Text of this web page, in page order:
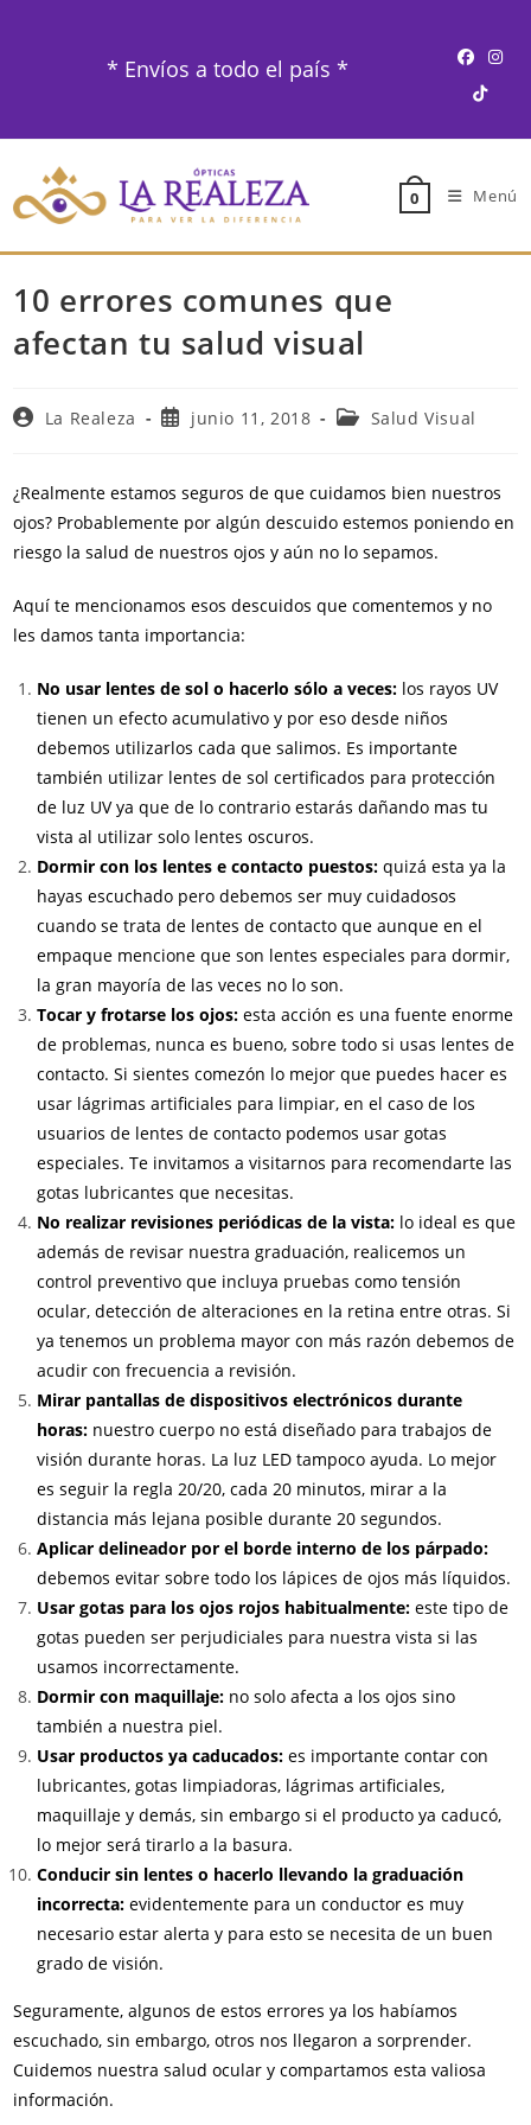
* Envíos a todo el país *
0 Menú
10 errores comunes que
afectan tu salud visual
Autor
entrada:
La Realeza
Publicación
entrada:
junio 11, 2018
Categoría
entrada:
Salud Visual
¿Realmente estamos seguros de que cuidamos bien nuestros
ojos? Probablemente por algún descuido estemos poniendo en
riesgo la salud de nuestros ojos y aún no lo sepamos.
Aquí te mencionamos esos descuidos que comentemos y no
les damos tanta importancia:
No usar lentes de sol o hacerlo sólo a veces: los rayos UV
tienen un efecto acumulativo y por eso desde niños
debemos utilizarlos cada que salimos. Es importante
también utilizar lentes de sol certificados para protección
de luz UV ya que de lo contrario estarás dañando mas tu
vista al utilizar solo lentes oscuros.
Dormir con los lentes e contacto puestos: quizá esta ya la
hayas escuchado pero debemos ser muy cuidadosos
cuando se trata de lentes de contacto que aunque en el
empaque mencione que son lentes especiales para dormir,
la gran mayoría de las veces no lo son.
Tocar y frotarse los ojos: esta acción es una fuente enorme
de problemas, nunca es bueno, sobre todo si usas lentes de
contacto. Si sientes comezón lo mejor que puedes hacer es
usar lágrimas artificiales para limpiar, en el caso de los
usuarios de lentes de contacto podemos usar gotas
especiales. Te invitamos a visitarnos para recomendarte las
gotas lubricantes que necesitas.
No realizar revisiones periódicas de la vista: lo ideal es que
además de revisar nuestra graduación, realicemos un
control preventivo que incluya pruebas como tensión
ocular, detección de alteraciones en la retina entre otras. Si
ya tenemos un problema mayor con más razón debemos de
acudir con frecuencia a revisión.
Mirar pantallas de dispositivos electrónicos durante
horas: nuestro cuerpo no está diseñado para trabajos de
visión durante horas. La luz LED tampoco ayuda. Lo mejor
es seguir la regla 20/20, cada 20 minutos, mirar a la
distancia más lejana posible durante 20 segundos.
Aplicar delineador por el borde interno de los párpado:
debemos evitar sobre todo los lápices de ojos más líquidos.
Usar gotas para los ojos rojos habitualmente: este tipo de
gotas pueden ser perjudiciales para nuestra vista si las
usamos incorrectamente.
Dormir con maquillaje: no solo afecta a los ojos sino
también a nuestra piel.
Usar productos ya caducados: es importante contar con
lubricantes, gotas limpiadoras, lágrimas artificiales,
maquillaje y demás, sin embargo si el producto ya caducó,
lo mejor será tirarlo a la basura.
Conducir sin lentes o hacerlo llevando la graduación
incorrecta: evidentemente para un conductor es muy
necesario estar alerta y para esto se necesita de un buen
grado de visión.
Seguramente, algunos de estos errores ya los habíamos
escuchado, sin embargo, otros nos llegaron a sorprender.
Cuidemos nuestra salud ocular y compartamos esta valiosa
información.